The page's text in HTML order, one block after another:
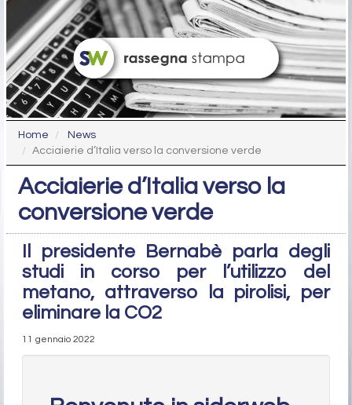
Home
News
Acciaierie d’Italia verso la conversione verde
Acciaierie d’Italia verso la
conversione verde
Il presidente Bernabè parla degli
studi in corso per l’utilizzo del
metano, attraverso la pirolisi, per
eliminare la CO2
11 gennaio 2022